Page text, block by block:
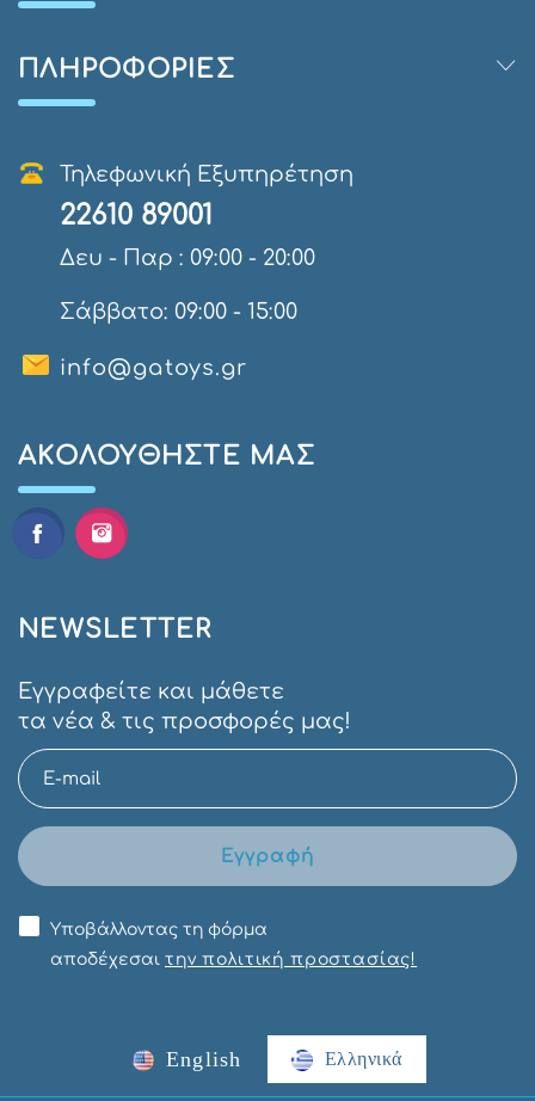
ΠΛΗΡΟΦΟΡΊΕΣ
Τηλεφωνική Εξυπηρέτηση
22610 89001
Δευ - Παρ : 09:00 - 20:00
Σάββατο: 09:00 - 15:00
info@gatoys.gr
AΚΟΛΟΥΘΉΣΤΕ ΜΑΣ
NEWSLETTER
Εγγραφείτε και μάθετε
τα νέα & τις προσφορές μας!
Εγγραφή
Υποβάλλοντας τη φόρμα
αποδέχεσαι την πολιτική προστασίας!
English Ελληνικά